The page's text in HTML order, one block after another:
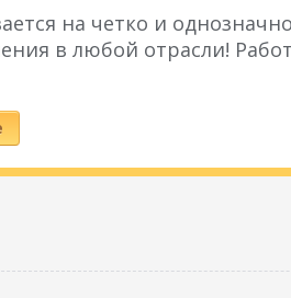
на четко и
в любой отрасли!